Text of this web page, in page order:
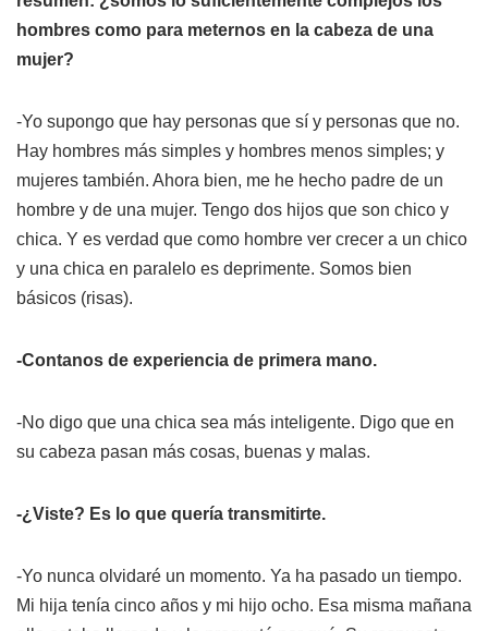
hombres como para meternos en la cabeza de una
mujer?
-Yo supongo que hay personas que sí y personas que no.
Hay hombres más simples y hombres menos simples; y
mujeres también. Ahora bien, me he hecho padre de un
hombre y de una mujer. Tengo dos hijos que son chico y
chica. Y es verdad que como hombre ver crecer a un chico
y una chica en paralelo es deprimente. Somos bien
básicos (risas).
-Contanos de experiencia de primera mano.
-No digo que una chica sea más inteligente. Digo que en
su cabeza pasan más cosas, buenas y malas.
-¿Viste? Es lo que quería transmitirte.
-Yo nunca olvidaré un momento. Ya ha pasado un tiempo.
Mi hija tenía cinco años y mi hijo ocho. Esa misma mañana